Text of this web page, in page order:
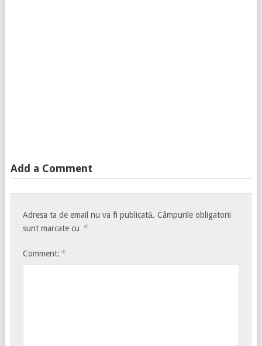
Add a Comment
Adresa ta de email nu va fi publicată. Câmpurile obligatorii
sunt marcate cu *
Comment: *